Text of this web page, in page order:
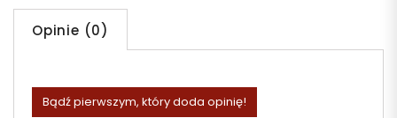
Opinie (0)
Bądź pierwszym, który doda opinię!